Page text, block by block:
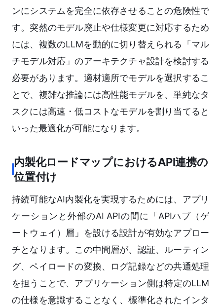
ンにシステムを完全に依存させることの危険性で
す。突然のモデル廃止や仕様変更に対応するため
には、複数のLLMを動的に切り替えられる「マル
チモデル対応」のアーキテクチャ設計を検討する
必要があります。適材適所でモデルを選択するこ
とで、複雑な推論には高性能モデルを、単純なタ
スクには高速・低コストなモデルを割り当てると
いった最適化が可能になります。
内製化ロードマップにおけるAPI連携の
位置付け
持続可能なAI内製化を実現するためには、アプリ
ケーションと外部のAI APIの間に「APIハブ（ゲ
ートウェイ）層」を設ける設計が有効なアプロー
チとなります。この中間層が、認証、ルーティン
グ、ペイロードの変換、ログ記録などの共通処理
を担うことで、アプリケーション側は特定のLLM
の仕様を意識することなく、標準化されたインタ